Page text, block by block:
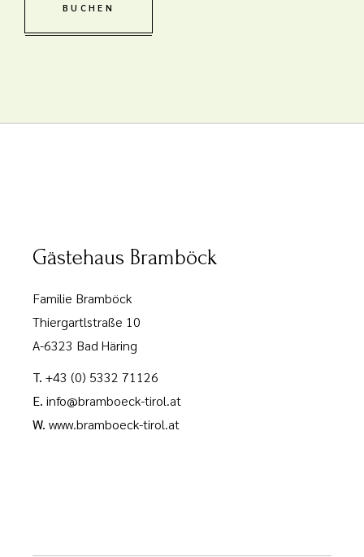
BUCHEN
Gästehaus Bramböck
Familie Bramböck
Thiergartlstraße 10
A-6323 Bad Häring
T. +43 (0) 5332 71126
E. info@bramboeck-tirol.at
W. www.bramboeck-tirol.at